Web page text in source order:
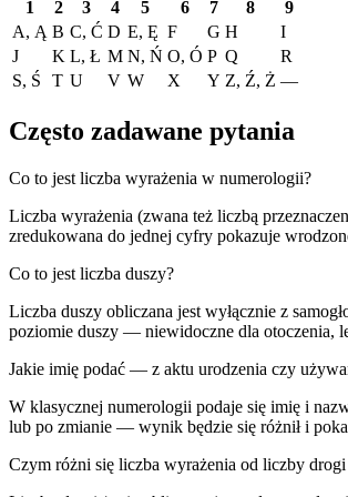
1 2 3 4 5 6 7 8
9
A, Ą B C, Ć D E, Ę F G H
I
J
K L, Ł M N, Ń O, Ó P Q
R
S, Ś
T U V W X Y Z, Ź, Ż —
Często zadawane pytania
Co to jest liczba wyrażenia w numerologii?
Liczba wyrażenia (zwana też liczbą
zredukowana do jednej cyfry pokazuje
Co to jest liczba duszy?
Liczba duszy obliczana jest wyłącznie z
poziomie duszy — niewidoczne dla otoczenia,
Jakie imię podać — z aktu urodzenia czy
W klasycznej numerologii podaje się imię i
lub po zmianie — wynik będzie się różnił i
Czym różni się liczba wyrażenia od liczby